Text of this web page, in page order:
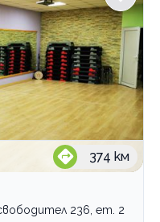
374 км
236, ет. 2